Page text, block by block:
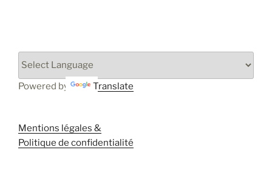
Powered by Translate
Mentions légales &
Politique de confidentialité